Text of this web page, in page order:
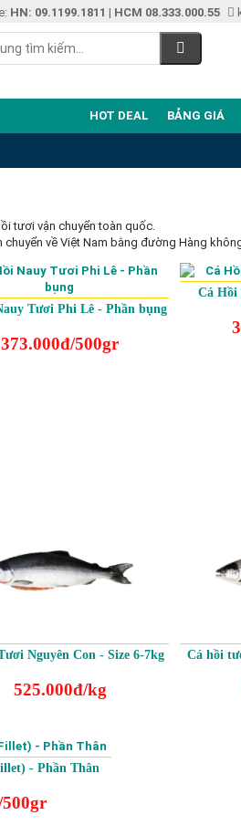
HN: 09.1199.1811 | HCM 08.333.000.55
HOT DEAL BẢNG GIÁ
tươi vận chuyển toàn quốc.
về Việt Nam bằng đường Hàng
Tươi Phi Lê - Phần bụng
373.000đ/500gr
Cá Hồi
Nguyên Con - Size 6-7kg
525.000đ/kg
Cá hồi
- Phần Thân